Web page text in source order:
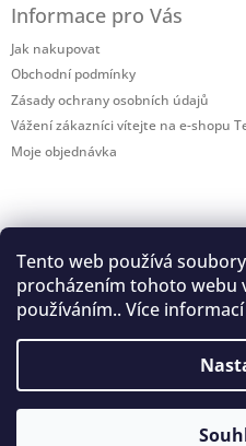
Tento web používá
procházením tohoto webu
používáním.. Více informací
15:30. 12:00 - 12:30 polední pauza
Informace pro Vás
Jak nakupovat
Obchodní podmínky
Zásady ochrany osobních údajů
Vážení zákazníci vítejte na e-shopu
Moje objednávka
Copyright